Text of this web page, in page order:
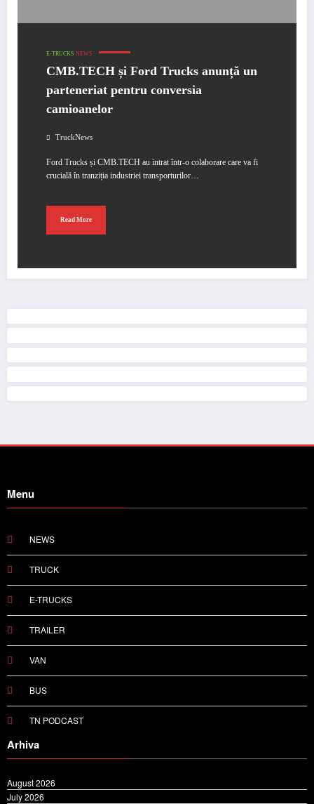
E-TRUCKS NEWS
CMB.TECH și Ford Trucks anunță un
parteneriat pentru conversia
camioanelor
TruckNews
Ford Trucks și CMB.TECH au intrat într-o colaborare care va fi
crucială în tranziția industriei transporturilor…
Read More
Menu
NEWS
TRUCK
E-TRUCKS
TRAILER
VAN
BUS
TN PODCAST
Arhiva
August 2026
July 2026